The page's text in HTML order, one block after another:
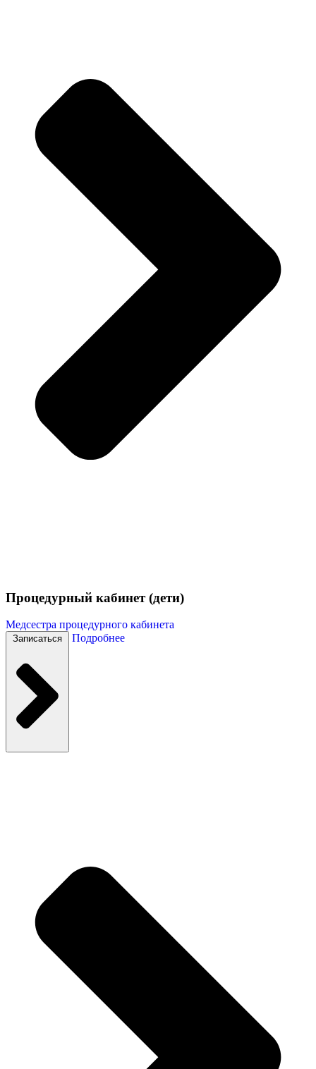
Процедурный кабинет (дети)
Медсестра процедурного кабинета
Записаться Подробнее